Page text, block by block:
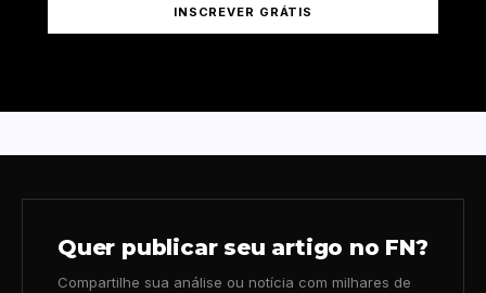
INSCREVER GRÁTIS
Quer publicar seu artigo no FN?
Compartilhe sua análise ou notícia com milhares de